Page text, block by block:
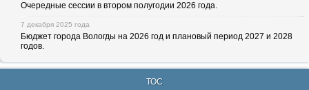
Очередные сессии в втором полугодии 2026 года.
7 декабря 2025 года
Бюджет города Вологды на 2026 год и плановый период 2027 и 2028
годов.
ТОС